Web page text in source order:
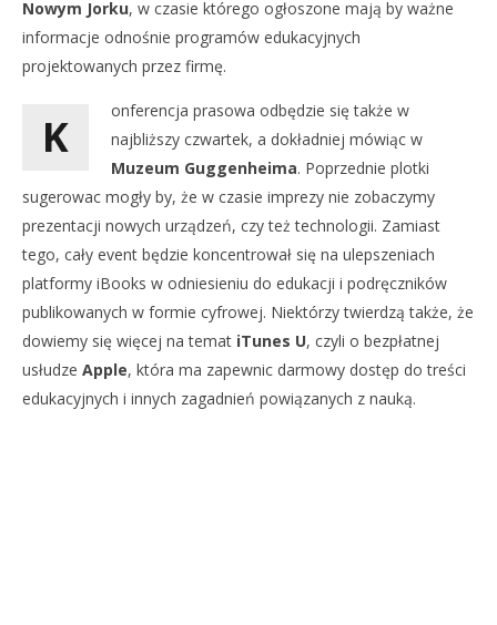
Nowym Jorku, w czasie którego ogłoszone mają by ważne
informacje odnośnie programów edukacyjnych
projektowanych przez firmę.
K
onferencja prasowa odbędzie się także w
najbliższy czwartek, a dokładniej mówiąc w
Muzeum Guggenheima. Poprzednie plotki
sugerowac mogły by, że w czasie imprezy nie zobaczymy
prezentacji nowych urządzeń, czy też technologii. Zamiast
tego, cały event będzie koncentrował się na ulepszeniach
platformy iBooks w odniesieniu do edukacji i podręczników
publikowanych w formie cyfrowej. Niektórzy twierdzą także, że
dowiemy się więcej na temat iTunes U, czyli o bezpłatnej
usłudze Apple, która ma zapewnic darmowy dostęp do treści
edukacyjnych i innych zagadnień powiązanych z nauką.